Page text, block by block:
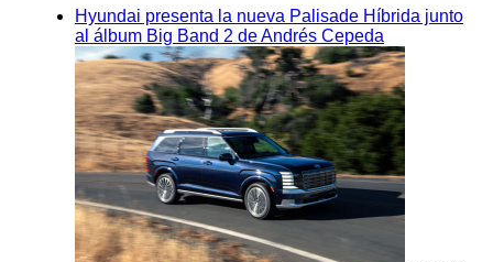
Hyundai presenta la nueva Palisade Híbrida junto
al álbum Big Band 2 de Andrés Cepeda